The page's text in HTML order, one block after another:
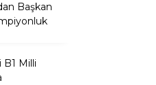
Başkan
Milli